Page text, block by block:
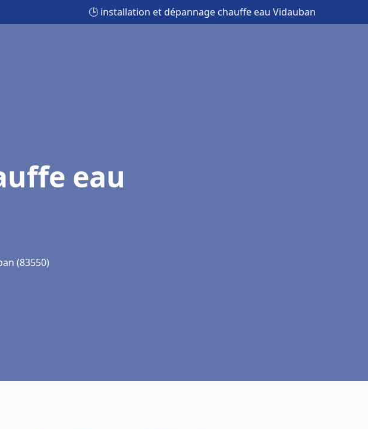
🕒 installation et dépannage chauffe eau Vidauban
eau
(83550)